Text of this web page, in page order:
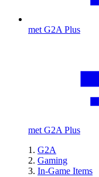
met G2A Plus
met G2A Plus
G2A
Gaming
In-Game Items